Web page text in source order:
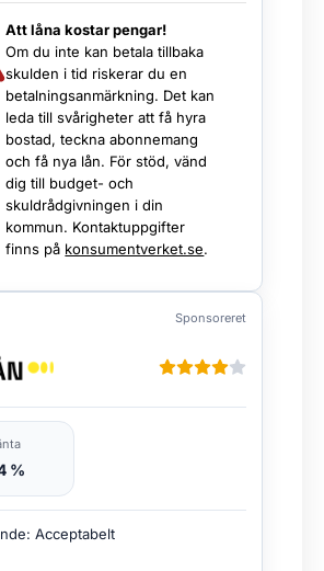
Att låna kostar pengar!
Om du inte kan betala tillbaka
skulden i tid riskerar du en
betalningsanmärkning. Det kan
leda till svårigheter att få hyra
bostad, teckna abonnemang
och få nya lån. För stöd, vänd
dig till budget- och
skuldrådgivningen i din
kommun. Kontaktuppgifter
finns på konsumentverket.se.
Sponsoreret
%
Acceptabelt